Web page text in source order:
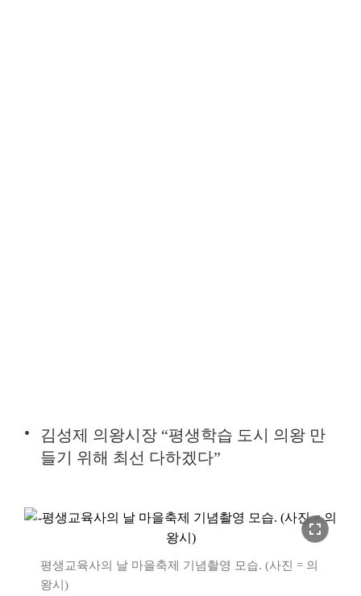
김성제 의왕시장 “평생학습 도시 의왕 만
들기 위해 최선 다하겠다”
fullscreen
평생교육사의 날 마을축제 기념촬영 모습. (사진 = 의
왕시)